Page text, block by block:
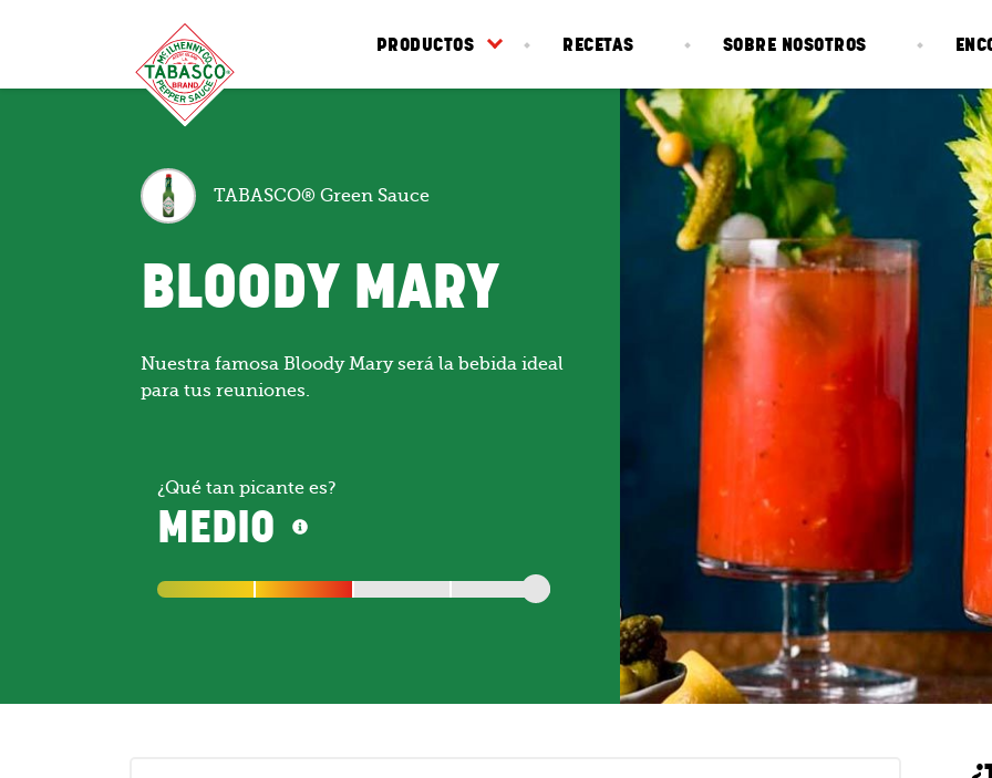
PRODUCTOS RECETAS SOBRE NOSOTROS
TABASCO® Green Sauce
BLOODY MARY
Nuestra famosa Bloody Mary será la bebida ideal
para tus reuniones.
¿Qué tan picante es?
MEDIO